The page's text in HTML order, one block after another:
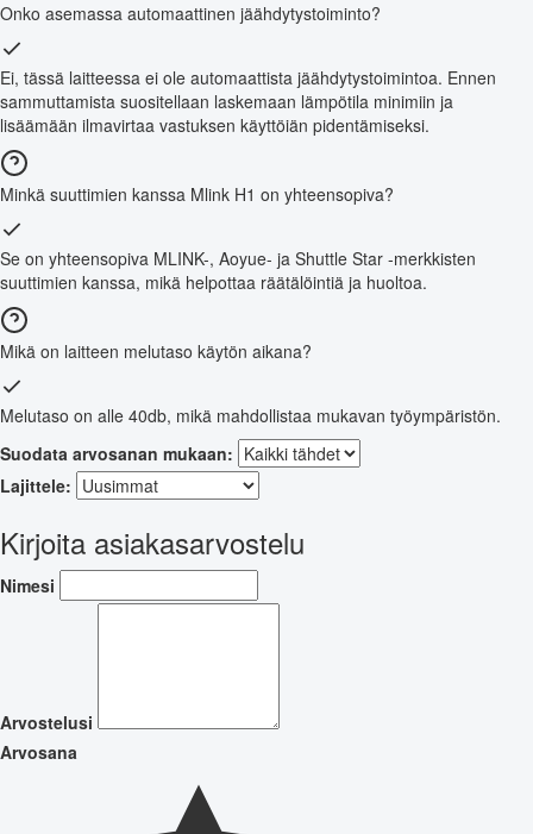
Onko asemassa automaattinen jäähdytystoiminto?
Ei, tässä laitteessa ei ole automaattista jäähdytystoimintoa. Ennen
sammuttamista suositellaan laskemaan lämpötila minimiin ja
lisäämään ilmavirtaa vastuksen käyttöiän pidentämiseksi.
Minkä suuttimien kanssa Mlink H1 on yhteensopiva?
Se on yhteensopiva MLINK-, Aoyue- ja Shuttle Star -merkkisten
suuttimien kanssa, mikä helpottaa räätälöintiä ja huoltoa.
Mikä on laitteen melutaso käytön aikana?
Melutaso on alle 40db, mikä mahdollistaa mukavan työympäristön.
Suodata arvosanan mukaan:
Lajittele:
Kirjoita asiakasarvostelu
Nimesi
Arvostelusi
Arvosana